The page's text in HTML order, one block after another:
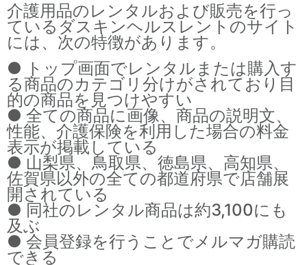
介護用品のレンタルおよび販売を行っ
ているダスキンヘルスレントのサイト
には、次の特徴があります。
● トップ画面でレンタルまたは購入す
る商品のカテゴリ分けがされており目
的の商品を見つけやすい
● 全ての商品に画像、商品の説明文、
性能、介護保険を利用した場合の料金
表示が掲載している
● 山梨県、鳥取県、徳島県、高知県、
佐賀県以外の全ての都道府県で店舗展
開されている
● 同社のレンタル商品は約3,100にも
及ぶ
● 会員登録を行うことでメルマガ購読
できる